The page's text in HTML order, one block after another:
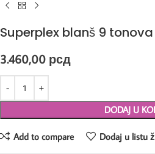
Superplex blanš 9
3.460,00 рсд
DODAJ U
Add to compare Dodaj u listu